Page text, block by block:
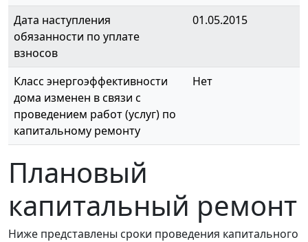
Дата наступления
обязанности по уплате
взносов
01.05.2015
Класс энергоэффективности
дома изменен в связи с
проведением работ (услуг) по
капитальному ремонту
Нет
Плановый
капитальный ремонт
Ниже представлены сроки проведения капитального